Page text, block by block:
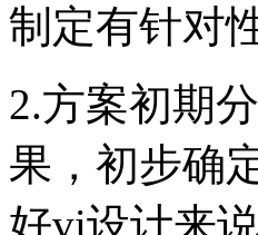
制定有针对
2.方案初期
果，初步确
好vi设计来